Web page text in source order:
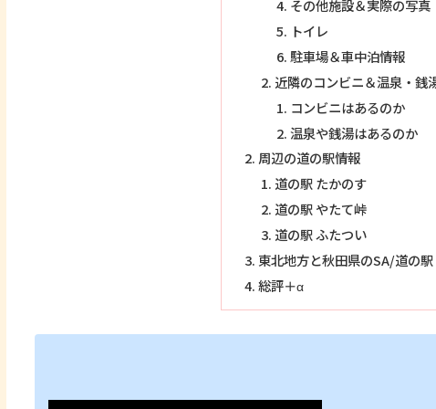
その他施設＆実際の写真
トイレ
駐車場＆車中泊情報
近隣のコンビニ＆温泉・銭
コンビニはあるのか
温泉や銭湯はあるのか
周辺の道の駅情報
道の駅 たかのす
道の駅 やたて峠
道の駅 ふたつい
東北地方と秋田県のSA/道の
総評＋α